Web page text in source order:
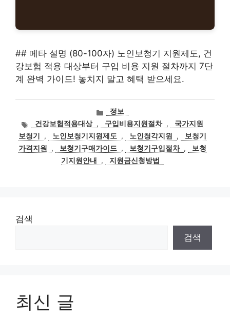
## 메타 설명 (80-100자) 노인보청기 지원제도, 건
강보험 적용 대상부터 구입 비용 지원 절차까지 7단
계 완벽 가이드! 놓치지 말고 혜택 받으세요.
카
테
고
리
정보
태
그
건강보험적용대상 , 구입비용지원절차 ,
국가지원
보청기
, 노인보청기지원제도 , 노인청각지원 ,
보청기
가격지원
, 보청기구매가이드 , 보청기구입절차 ,
보청
기지원안내
, 지원금신청방법
검색
검색
최신 글